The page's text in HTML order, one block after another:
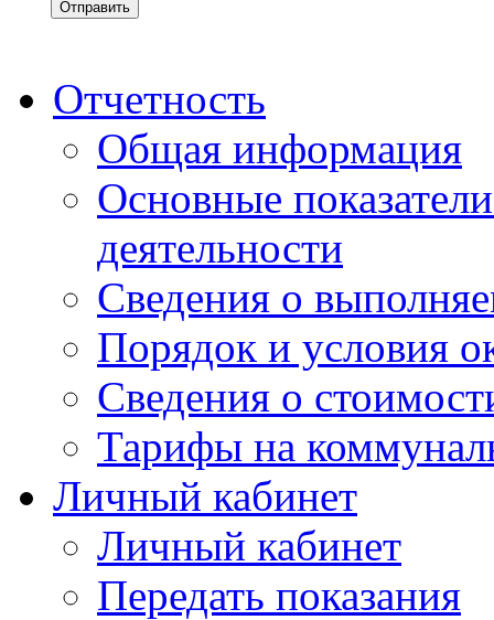
Отчетность
Общая информация
Основные
деятельности
Сведения о
Порядок и условия
Сведения о
Тарифы на
Личный кабинет
Личный кабинет
Передать показания